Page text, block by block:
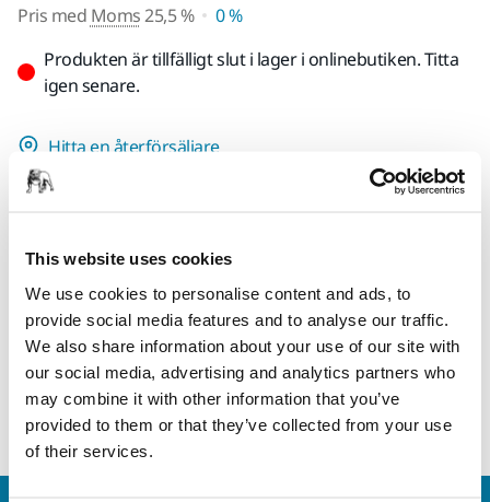
This website uses cookies
We use cookies to personalise content and ads, to
provide social media features and to analyse our traffic.
We also share information about your use of our site with
our social media, advertising and analytics partners who
may combine it with other information that you’ve
provided to them or that they’ve collected from your use
of their services.
Pris med Moms25,5 %
0 %
Produkten är tillfälligt slut i lager i onlinebutiken. Titta
igen senare.
Hitta en återförsäljare
TILLHANDAHÅLLS FÖR DIG
Snabb leverans
Fri frakt över 49.90€ inkl.moms
Säker kortbetalning
Uppföljning av försändelse
Gör en retur enkelt på www.mirka.com/sv-
fi/support/returnera-en-vara/